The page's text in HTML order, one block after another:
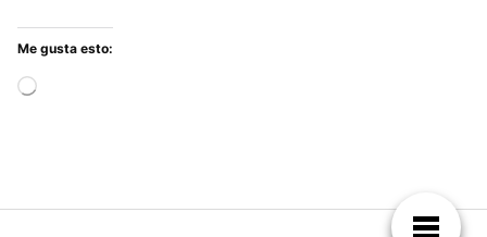
Me gusta esto: